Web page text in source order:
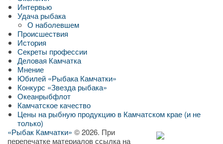
Интервью
Удача рыбака
О наболевшем
Происшествия
История
Секреты профессии
Деловая Камчатка
Мнение
Юбилей «Рыбака Камчатки»
Конкурс «Звезда рыбака»
Океанрыбфлот
Камчатское качество
Цены на рыбную продукцию в Камчатском крае (и не
только)
«Рыбак Камчатки» © 2026. При
перепечатке материалов ссылка на